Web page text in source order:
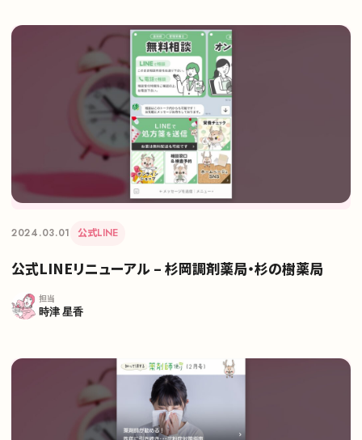
2024.03.01 公式LINE
公式LINEリニューアル – 杉岡調剤薬局・杉の樹薬局
担当
時津 星香